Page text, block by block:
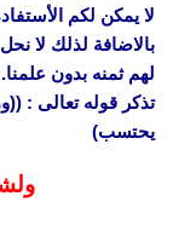
لا يمكن لكم
بالاضافة لذلك لا
لهم ثمنه بدون علمنا.
تذكر قوله تعالى :
يحتسب)